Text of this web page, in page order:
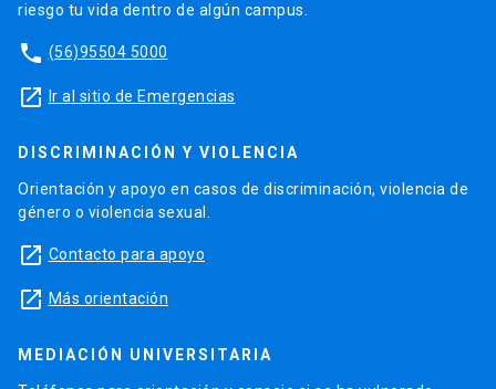
riesgo tu vida dentro de algún campus.
phone (56)95504 5000
launch Ir al sitio de Emergencias
DISCRIMINACIÓN Y VIOLENCIA
Orientación y apoyo en casos de discriminación, violencia de
género o violencia sexual.
launch Contacto para apoyo
launch Más orientación
MEDIACIÓN UNIVERSITARIA